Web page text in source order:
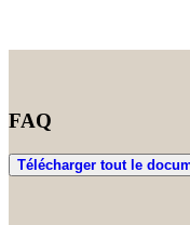
FAQ
Télécharger tout